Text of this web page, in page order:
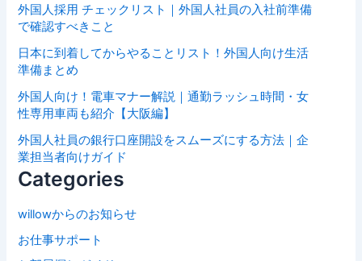
外国人採用 チェックリスト｜外国人社員の入社前準備
で確認すべきこと
日本に到着してからやることリスト！外国人向け生活
準備まとめ
外国人向け！電車マナー解説｜通勤ラッシュ時間・女
性専用車両も紹介【大阪編】
外国人社員の銀行口座開設をスムーズにする方法｜企
業担当者向けガイド
Categories
willowからのお知らせ
お仕事サポート